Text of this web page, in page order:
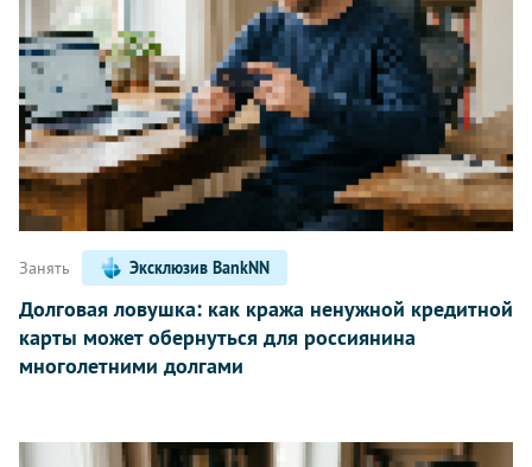
Занять Эксклюзив BankNN
Долговая ловушка: как кража ненужной кредитной
карты может обернуться для россиянина
многолетними долгами